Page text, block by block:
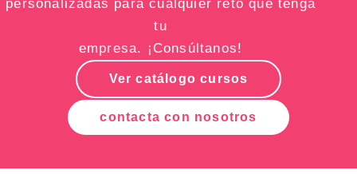
personalizadas para cualquier reto que tenga
tu
empresa. ¡Consúltanos!
Ver catálogo cursos
contacta con nosotros